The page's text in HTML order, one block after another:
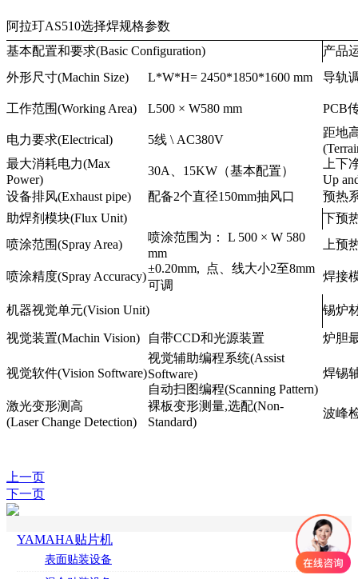
阿拉玎AS510选择焊规格参数
基本配置和要求(Basic Configuration)
产品
外形尺寸(Machin Size)
L*W*H= 2450*1850*1600 mm 导轨
工作范围(Working Area) L500 × W580 mm PCB
电力要求(Electrical) 5线 \ AC380V
距地
最大消耗电力(Max
Power)
30A、15KW（基本配置）
上下
Up
设备排风(Exhaust pipe)
配备2个直径150mm抽风口
预热
助焊剂模块(Flux Unit)
下预
喷涂范围(Spray Area)
喷涂范围为： L 500 × W 580
mm
上预
喷涂精度(Spray Accuracy)
±0.20mm, 点、线大小2至8mm
可调
焊接
机器视觉单元(Vision Unit) 锡炉
视觉装置(Machin Vision) 自带CCD和光源装置 炉胆
视觉软件(Vision Software)
视觉辅助编程系统(Assist
Software)
自动扫图编程(Scanning Pattern)
焊锡
激光变形测高
(Laser Change Detection)
裸板变形测量,选配(Non-
Standard)
波峰
上一页
下一页
YAMAHA贴片机
表面贴装设备